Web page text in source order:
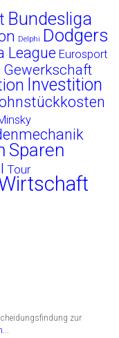
Bundesliga
Delphi Dodgers
League Eurosport
Gewerkschaft
Investition
Sparen
Tour
zur